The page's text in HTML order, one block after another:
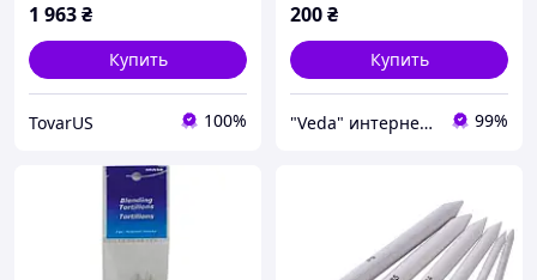
1 963₴
Купить
TovarUS 100%
200₴
Купить
"Veda" интернет-магазин 99%